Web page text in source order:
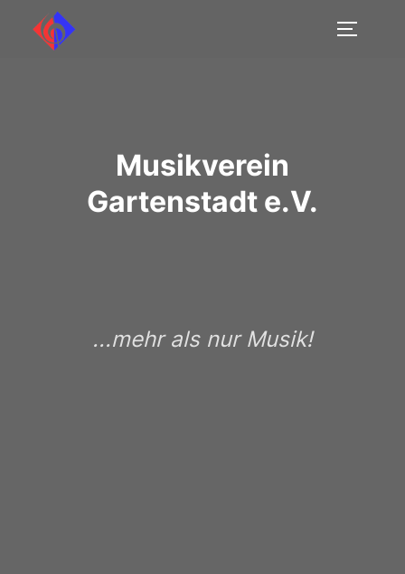
Musikverein
Gartenstadt e.V.
...mehr als nur Musik!